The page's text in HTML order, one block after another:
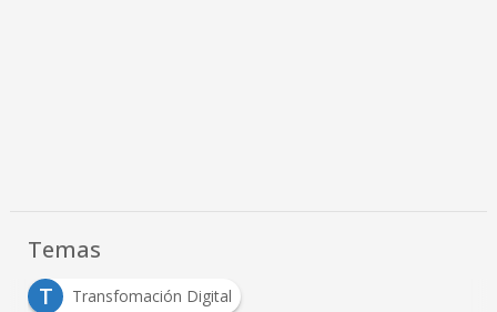
Temas
T
Transfomación Digital